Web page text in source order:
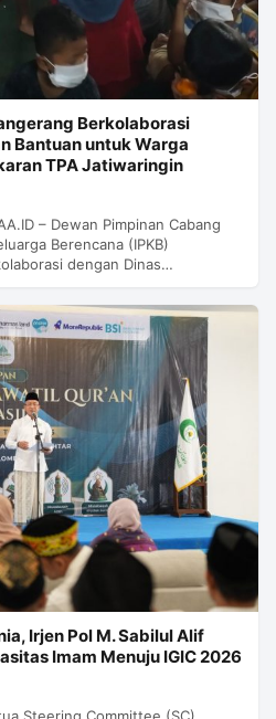
Berkolaborasi
Bantuan untuk Warga
TPA Jatiwaringin
– Dewan Pimpinan Cabang
Berencana (IPKB)
dengan Dinas…
Irjen Pol M. Sabilul Alif
Imam Menuju IGIC 2026
Steering Committee (SC)